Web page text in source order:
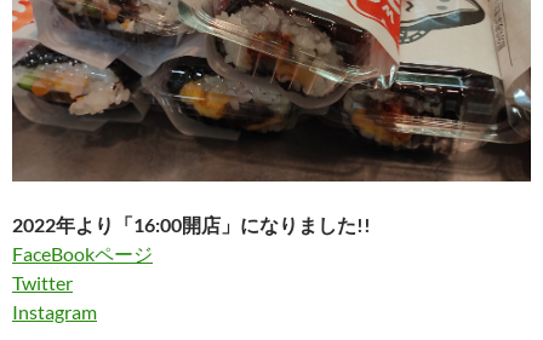
2022年より「16:00開店」になりました!!
FaceBookページ
Twitter
Instagram